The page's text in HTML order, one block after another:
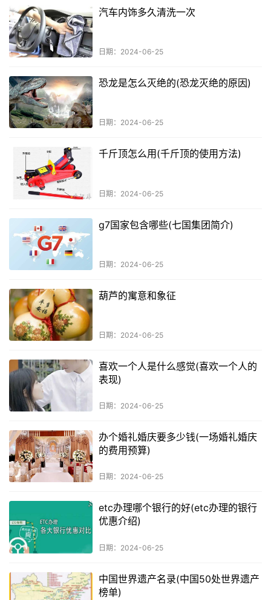
汽车内饰多久清洗一次
日期：2024-06-25
恐龙是怎么灭绝的(恐龙灭绝的原因)
日期：2024-06-25
千斤顶怎么用(千斤顶的使用方法)
日期：2024-06-25
g7国家包含哪些(七国集团简介)
日期：2024-06-25
葫芦的寓意和象征
日期：2024-06-25
喜欢一个人是什么感觉(喜欢一个人的
表现)
日期：2024-06-25
办个婚礼婚庆要多少钱(一场婚礼婚庆
的费用预算)
日期：2024-06-25
etc办理哪个银行的好(etc办理的银行
优惠介绍)
日期：2024-06-25
中国世界遗产名录(中国50处世界遗产
榜单)